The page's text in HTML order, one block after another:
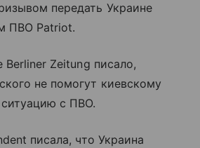
передать Украине
ПВО Patriot.
Zeitung писало,
не помогут киевскому
с ПВО.
писала, что Украина